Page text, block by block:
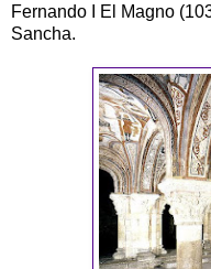
Fernando I El Magno
Sancha.